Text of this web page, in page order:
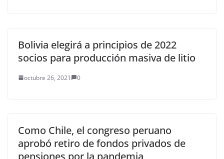
Bolivia elegirá a principios de 2022
socios para producción masiva de litio
octubre 26, 2021 0
Como Chile, el congreso peruano
aprobó retiro de fondos privados de
pensiones por la pandemia